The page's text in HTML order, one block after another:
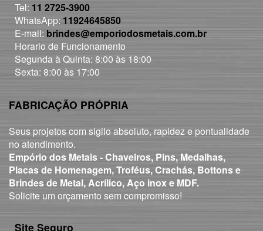
Tel: 11 2725-3900
WhatsApp: 11924645850
E-mail: brindes@emporiodosmetais.com.br
Horario de Funcionamento
Segunda à Quinta: 8:00 às 18:00
Sexta: 8:00 às 17:00
FABRICAÇÃO PRÓPRIA
Seus projetos com sigilo absoluto, rapidez e pontualidade
no atendimento.
Empório dos Metais - Chaveiros, Pins, Medalhas,
Placas de Homenagem, Troféus, Crachás, Bottons e
Brindes de Metal, Acrílico, Aço inox e MDF.
Solicite um orçamento sem compromisso!
Site Seguro